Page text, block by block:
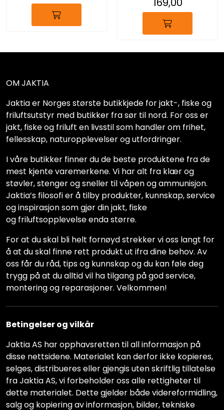
OM JAKTIA
Jaktia er Norges største butikkjede for jakt-, fiske og
friluftsutstyr med butikker fra sør til nord. For oss er
jakt, fiske og friluft en livsstil som handler om frihet,
fellesskap, naturopplevelser og utfordringer.
I våre butikker finner du de beste produktene fra de
mest kjente varemerkene. Vi har alt fra klær og
støvler, stenger og sneller til våpen og ammunisjon.
Jaktia’s filosofi er å tilby produkter, kunnskap, service
og inspirasjon som gjør din jakt, fiske
og friluftsopplevelse enda større.
For at du skal bli helt fornøyd strekker vi oss langt for
å at du skal finne rett produkt ut ifra dine behov. Av
oss får du råd, tips og kunnskap og du kan føle deg
trygg på at du alltid vil ha tilgang på god service,
montering og reparasjoner. Velkommen!
Betingelser og vilkår
Jaktia AS har opphavsretten til all informasjon på
disse nettsidene. Materialet kan derfor ikke kopieres,
selges, distribueres eller gjengis uten skriftlig tillatelse
fra Jaktia AS, vi forbeholder oss alle rettigheter til
dette materialet. Dette gjelder både videreformidling,
salg og kopiering av informasjon, bilder, tekniske